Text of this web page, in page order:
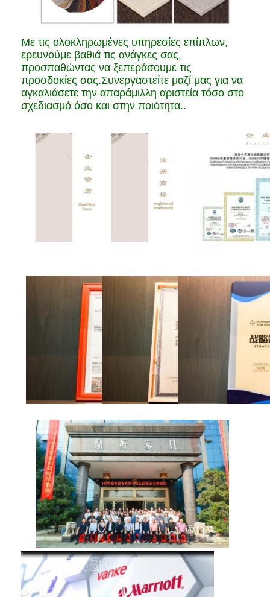
Με τις ολοκληρωμένες υπηρεσίες επίπλων,
ερευνούμε βαθιά τις ανάγκες σας,
προσπαθώντας να ξεπεράσουμε τις
προσδοκίες σας.Συνεργαστείτε μαζί μας για να
αγκαλιάσετε την απαράμιλλη αριστεία τόσο στο
σχεδιασμό όσο και στην ποιότητα..